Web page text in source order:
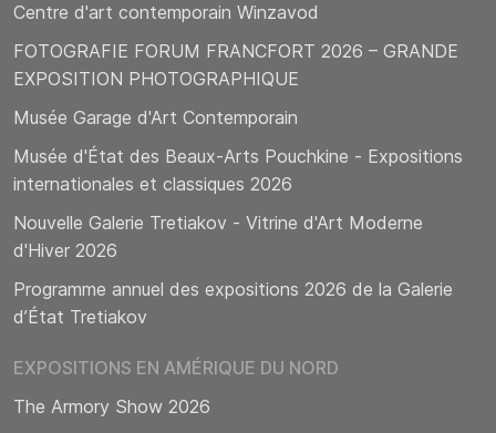
Centre d'art contemporain Winzavod
FOTOGRAFIE FORUM FRANCFORT 2026 – GRANDE
EXPOSITION PHOTOGRAPHIQUE
Musée Garage d'Art Contemporain
Musée d'État des Beaux-Arts Pouchkine - Expositions
internationales et classiques 2026
Nouvelle Galerie Tretiakov - Vitrine d'Art Moderne
d'Hiver 2026
Programme annuel des expositions 2026 de la Galerie
d’État Tretiakov
EXPOSITIONS EN AMÉRIQUE DU NORD
The Armory Show 2026